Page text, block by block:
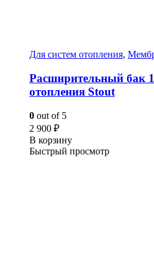
Для систем отопления,
Расширительный бак
отопления Stout
0 out of 5
2 900 ₽
В корзину
Быстрый просмотр